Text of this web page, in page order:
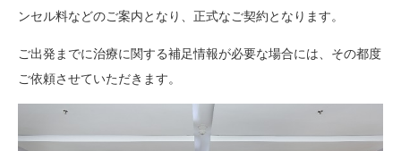
ンセル料などのご案内となり、正式なご契約となります。
ご出発までに治療に関する補足情報が必要な場合には、その都度
ご依頼させていただきます。